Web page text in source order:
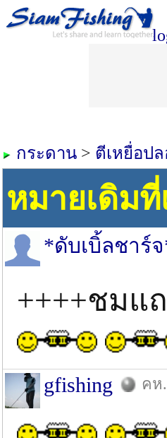
กระดาน > ตีเหยื่อป
หมายเดิมที่
*ดับเบิ้ลชาร์
++++ชมแ
gfishing คห